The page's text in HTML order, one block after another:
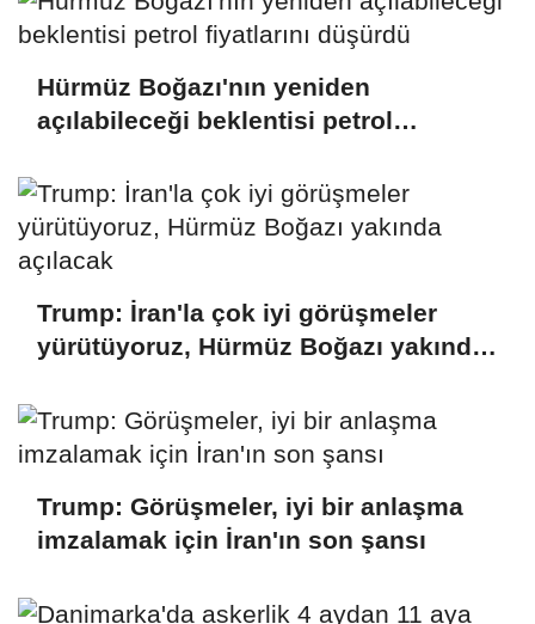
Hürmüz Boğazı'nın yeniden
açılabileceği beklentisi petrol
Trump: İran'la çok iyi görüşmeler
yürütüyoruz, Hürmüz Boğazı yakında
Trump: Görüşmeler, iyi bir anlaşma
imzalamak için İran'ın son şansı